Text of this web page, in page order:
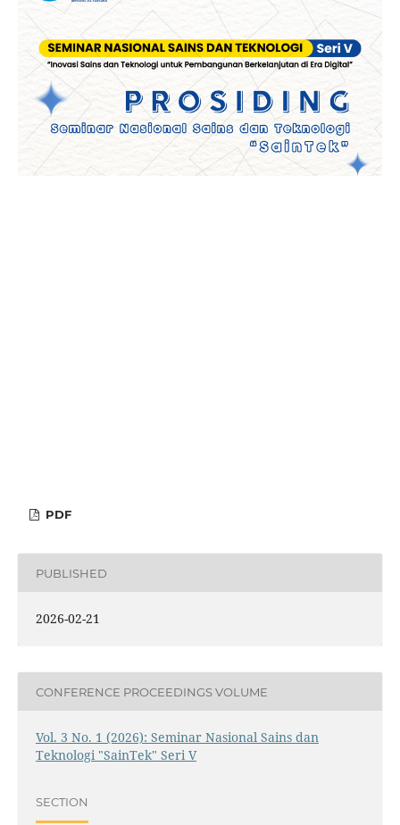
PDF
PUBLISHED
2026-02-21
CONFERENCE PROCEEDINGS VOLUME
Vol. 3 No. 1 (2026): Seminar Nasional Sains dan
Teknologi "SainTek" Seri V
SECTION